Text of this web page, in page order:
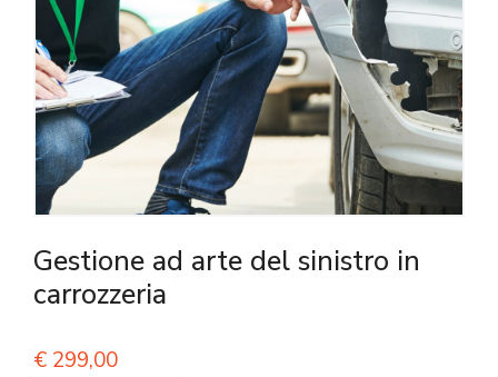
Gestione ad arte del sinistro in
carrozzeria
€ 299,00